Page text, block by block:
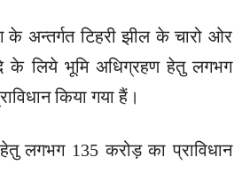
के अन्तर्गत टिहरी झील के चारो ओर
के लिये भूमि अधिग्रहण हेतु लगभग
किया गया हैं।
हेतु लगभग 135 करोड़ का प्राविधान